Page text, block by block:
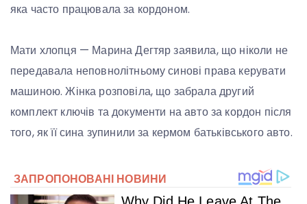
яка часто працювала за кордоном.
Мати хлопця — Марина Дегтяр заявила, що ніколи не
передавала неповнолітньому синові права керувати
машиною. Жінка розповіла, що забрала другий
комплект ключів та документи на авто за кордон після
того, як її сина зупинили за кермом батьківського авто.